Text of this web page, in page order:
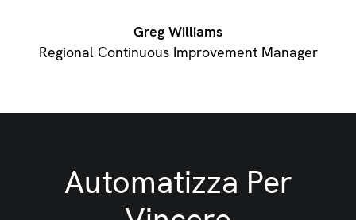
Greg Williams
Regional Continuous Improvement Manager
Automatizza Per